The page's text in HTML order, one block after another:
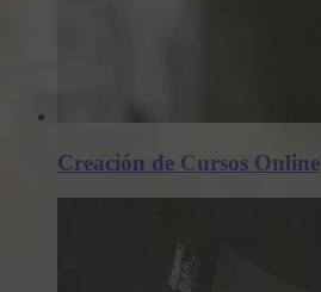
Creación de Cursos Online